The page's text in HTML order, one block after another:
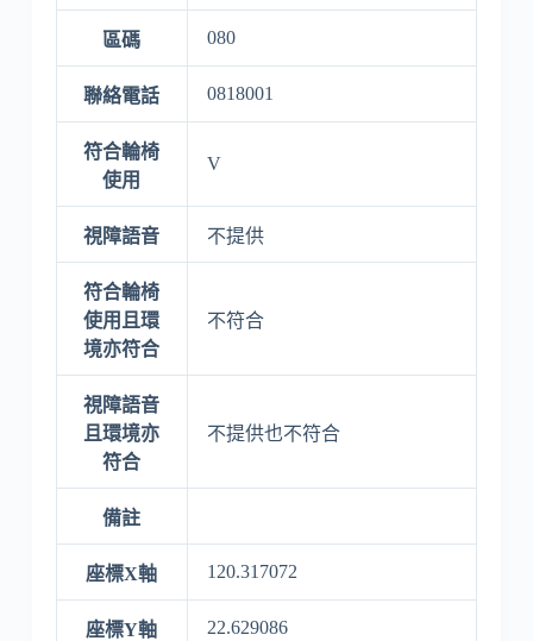
區碼 080
聯絡電話 0818001
符合輪椅
使用
V
視障語音 不提供
符合輪椅
使用且環
境亦符合
不符合
視障語音
且環境亦
符合
不提供也不符合
備註
座標X軸 120.317072
座標Y軸 22.629086